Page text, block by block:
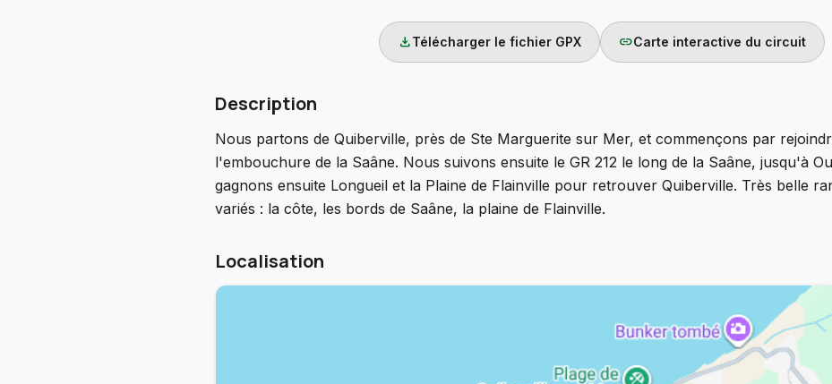
downloadTélécharger le fichier GPX linkCarte interactive du circuit
Description
Nous partons de Quiberville, près de Ste Marguerite sur Mer, et commençons par
l'embouchure de la Saâne. Nous suivons ensuite le GR 212 le long de la Saâne, jusqu'à
gagnons ensuite Longueil et la Plaine de Flainville pour retrouver Quiberville. Très belle
variés : la côte, les bords de Saâne, la plaine de Flainville.
Localisation